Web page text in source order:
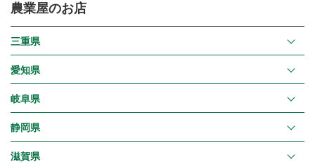
農業屋のお店
三重県
愛知県
岐阜県
静岡県
滋賀県